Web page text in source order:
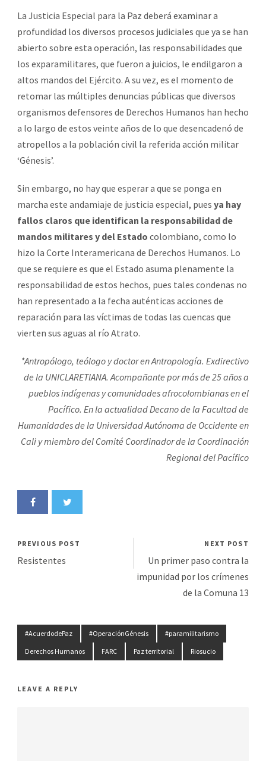
La Justicia Especial para la Paz deberá examinar a
profundidad los diversos procesos judiciales que ya se han
abierto sobre esta operación, las responsabilidades que
los exparamilitares, que fueron a juicios, le endilgaron a
altos mandos del Ejército. A su vez, es el momento de
retomar las múltiples denuncias públicas que diversos
organismos defensores de Derechos Humanos han hecho
a lo largo de estos veinte años de lo que desencadenó de
atropellos a la población civil la referida acción militar
‘Génesis’.
Sin embargo, no hay que esperar a que se ponga en
marcha este andamiaje de justicia especial, pues ya hay
fallos claros que identifican la responsabilidad de
mandos militares y del Estado colombiano, como lo
hizo la Corte Interamericana de Derechos Humanos. Lo
que se requiere es que el Estado asuma plenamente la
responsabilidad de estos hechos, pues tales condenas no
han representado a la fecha auténticas acciones de
reparación para las víctimas de todas las cuencas que
vierten sus aguas al río Atrato.
*Antropólogo, teólogo y doctor en Antropología. Exdirectivo
de la UNICLARETIANA. Acompañante por más de 25 años a
pueblos indígenas y comunidades afrocolombianas en el
Pacífico. En la actualidad Decano de la Facultad de
Humanidades de la Universidad Autónoma de Occidente en
Cali y miembro del Comité Coordinador de la Coordinación
Regional del Pacífico
PREVIOUS POST
Resistentes
NEXT POST
Un primer paso contra la
impunidad por los crímenes
de la Comuna 13
#AcuerdodePaz #OperaciónGénesis
#paramilitarismo
Derechos Humanos
FARC Paz territorial Riosucio
LEAVE A REPLY